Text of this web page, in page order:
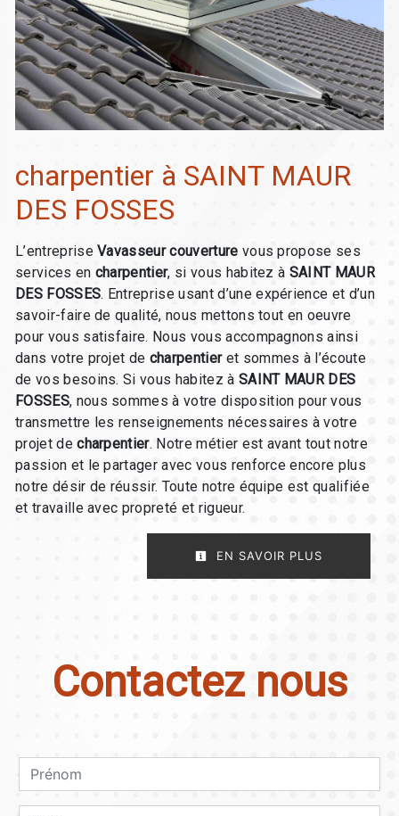
charpentier à SAINT MAUR
DES FOSSES
L’entrepriseVavasseur couverture vous propose ses
services en charpentier, si vous habitez à SAINT MAUR
DES FOSSES. Entreprise usant d’une expérience et d’un
savoir-faire de qualité, nous mettons tout en oeuvre
pour vous satisfaire. Nous vous accompagnons ainsi
dans votre projet de charpentieret sommes à l’écoute
de vos besoins. Si vous habitez à SAINT MAUR DES
FOSSES, nous sommes à votre disposition pour vous
transmettre les renseignements nécessaires à votre
projet decharpentier. Notre métier est avant tout notre
passion et le partager avec vous renforce encore plus
notre désir de réussir. Toute notre équipe est qualifiée
et travaille avec propreté et rigueur.
EN SAVOIR PLUS
Contactez nous